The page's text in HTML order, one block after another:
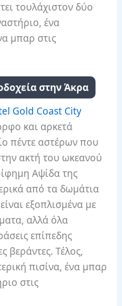
τουλάχιστον δύο
ένα
μπαρ στις
στην Άκρα
Gold Coast City
και αρκετά
πέντε αστέρων που
ακτή του ωκεανού
Αψίδα της
από τα δωμάτια
εξοπλισμένα με
αλλά όλα
επίπεδης
βεράντες. Τέλος,
πισίνα, ένα μπαρ
στις